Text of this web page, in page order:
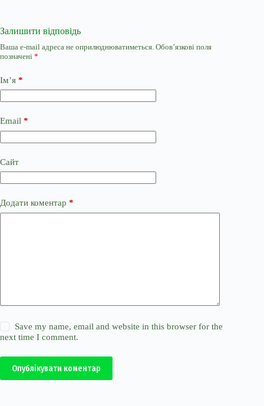
Залишити відповідь
Ваша e-mail адреса не оприлюднюватиметься. Обов’язкові поля
позначені *
Ім’я *
Email *
Сайт
Додати коментар *
Save my name, email and website in this browser for the
next time I comment.
Опублікувати коментар